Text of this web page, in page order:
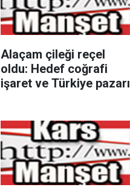
Alaçam çileği reçel
oldu: Hedef coğrafi
işaret ve Türkiye pazarı